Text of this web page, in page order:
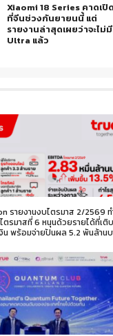
Xiaomi 18 Series คาดเปิ
ที่จีนช่วงกันยายนนี้ แต่
รายงานล่าสุดเผยว่าจะไม่
Ultra แล้ว
รายงานงบไตรมาส 2/2569 ท
ตรมาสที่ 6 หนุนด้วยรายได้ที่เติ
น พร้อมจ่ายปันผล 5.2 พันล้าน